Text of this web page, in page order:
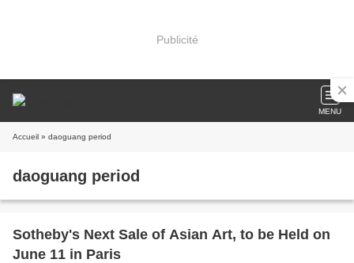
Publicité
MENU
Accueil » daoguang period
daoguang period
Sotheby's Next Sale of Asian Art, to be Held on
June 11 in Paris